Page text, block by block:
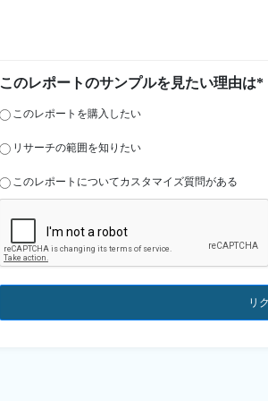
このレポートのサンプルを見たい理由は*
このレポートを購入したい
リサーチの範囲を知りたい
このレポートについてカスタマイズ質問がある
リ